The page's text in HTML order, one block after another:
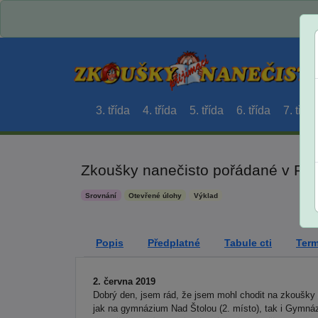
3. třída 4. třída 5. třída 6. třída 7. třída
Zkoušky nanečisto pořádané v
Srovnání Otevřené úlohy Výklad
Popis Předplatné Tabule cti
2. června 2019
Dobrý den, jsem rád, že jsem mohl chodit na
jak na gymnázium Nad Štolou (2. místo), tak i